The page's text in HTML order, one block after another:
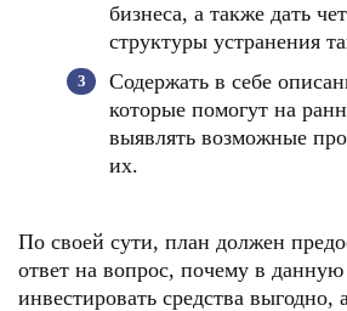
бизнеса, а также дать
структуры устранения
Содержать в себе
которые помогут на
выявлять возможные
их.
По своей сути, план должен
ответ на вопрос, почему в
инвестировать средства выгодно,